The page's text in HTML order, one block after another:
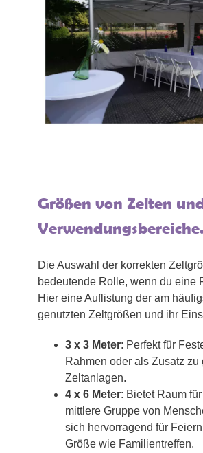
Größen von Zelten
Verwendungsbereiche.
Die Auswahl der korrekten
bedeutende Rolle, wenn du eine
Hier eine Auflistung der am
genutzten Zeltgrößen und ihr
3 x 3 Meter: Perfekt für
Rahmen oder als Zusatz zu
Zeltanlagen.
4 x 6 Meter: Bietet Raum
mittlere Gruppe von
sich hervorragend für
Größe wie Familientreffen.